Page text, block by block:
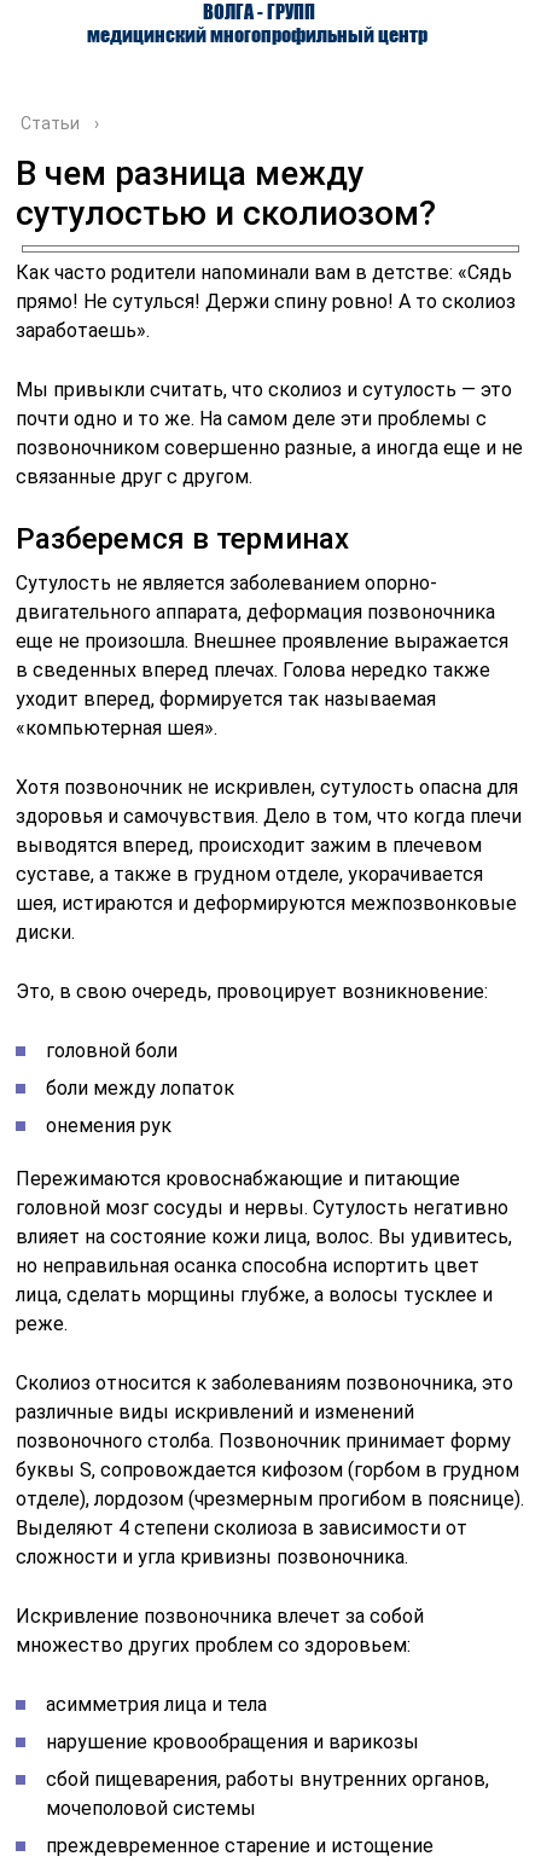
ВОЛГА - ГРУПП
медицинский многопрофильный центр
О ЦЕНТРЕ ВРАЧИ
Статьи ›
В чем разница между
сутулостью и сколиозом?
Как часто родители напоминали вам в детстве: «Сядь
прямо! Не сутулься! Держи спину ровно! А то сколиоз
заработаешь».
Мы привыкли считать, что сколиоз и сутулость — это
почти одно и то же. На самом деле эти проблемы с
позвоночником совершенно разные, а иногда еще и не
связанные друг с другом.
Разберемся в терминах
Сутулость не является заболеванием опорно-
двигательного аппарата, деформация позвоночника
еще не произошла. Внешнее проявление выражается
в сведенных вперед плечах. Голова нередко также
уходит вперед, формируется так называемая
«компьютерная шея».
Хотя позвоночник не искривлен, сутулость опасна для
здоровья и самочувствия. Дело в том, что когда плечи
выводятся вперед, происходит зажим в плечевом
суставе, а также в грудном отделе, укорачивается
шея, истираются и деформируются межпозвонковые
диски.
Это, в свою очередь, провоцирует возникновение:
головной боли
боли между лопаток
онемения рук
Пережимаются кровоснабжающие и питающие
головной мозг сосуды и нервы. Сутулость негативно
влияет на состояние кожи лица, волос. Вы удивитесь,
но неправильная осанка способна испортить цвет
лица, сделать морщины глубже, а волосы тусклее и
реже.
Сколиоз относится к заболеваниям позвоночника, это
различные виды искривлений и изменений
позвоночного столба. Позвоночник принимает форму
буквы S, сопровождается кифозом (горбом в грудном
отделе), лордозом (чрезмерным прогибом в пояснице).
Выделяют 4 степени сколиоза в зависимости от
сложности и угла кривизны позвоночника.
Искривление позвоночника влечет за собой
множество других проблем со здоровьем:
асимметрия лица и тела
нарушение кровообращения и варикозы
сбой пищеварения, работы внутренних органов,
мочеполовой системы
преждевременное старение и истощение